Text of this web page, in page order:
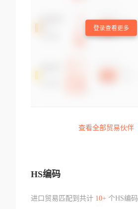
登录查看更多
查看全部贸易伙伴
HS编码
进口贸易匹配到共计 10+个HS编码